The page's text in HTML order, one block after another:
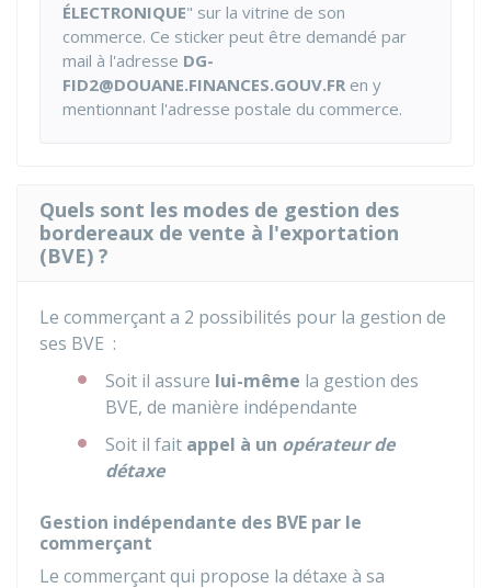
ÉLECTRONIQUE" sur la vitrine de son
commerce. Ce sticker peut être demandé par
mail à l'adresse DG-
FID2@DOUANE.FINANCES.GOUV.FR en y
mentionnant l'adresse postale du commerce.
Quels sont les modes de gestion des
bordereaux de vente à l'exportation
(BVE) ?
Le commerçant a 2 possibilités pour la gestion de
ses BVE :
Soit il assure lui-même la gestion des
BVE, de manière indépendante
Soit il fait appel à un opérateur de
détaxe
Gestion indépendante des BVE par le
commerçant
Le commerçant qui propose la détaxe à sa